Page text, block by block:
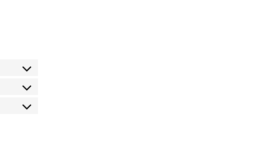
Consent
wordpress
Consent
Consent